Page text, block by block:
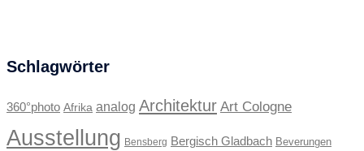
Schlagwörter
360°photo Afrika analog Architektur Art Cologne
Ausstellung Bensberg Bergisch Gladbach Beverungen